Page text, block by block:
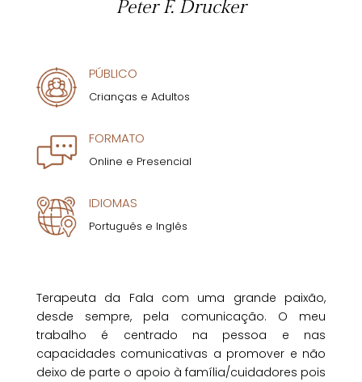
Peter F. Drucker
PÚBLICO
Crianças e Adultos
FORMATO
Online e Presencial
IDIOMAS
Português e Inglês
Terapeuta da Fala com uma grande paixão,
desde sempre, pela comunicação. O meu
trabalho é centrado na pessoa e nas
capacidades comunicativas a promover e não
deixo de parte o apoio à família/cuidadores pois